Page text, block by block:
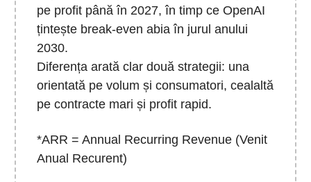
pe profit până în 2027, în timp ce OpenAI
țintește break-even abia în jurul anului
2030.
Diferența arată clar două strategii: una
orientată pe volum și consumatori, cealaltă
pe contracte mari și profit rapid.
*ARR = Annual Recurring Revenue (Venit
Anual Recurent)